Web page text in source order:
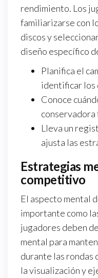
rendimiento. Los
familiarizarse con
discos y
diseño específico
Planifica el
identificar los
Conoce
Lleva un
ajusta las
Estrategias
competitivo
El aspecto mental
importante como
jugadores deben
mental para
durante las rondas
la visualización y